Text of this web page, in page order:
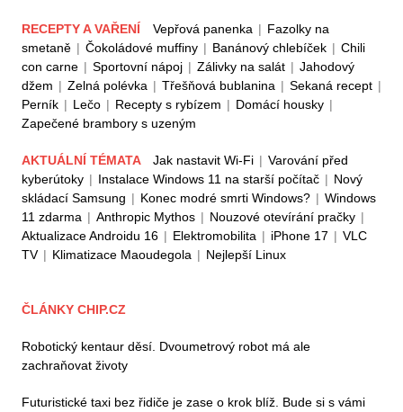
RECEPTY A VAŘENÍ Vepřová panenka | Fazolky na
smetaně | Čokoládové muffiny | Banánový chlebíček | Chili
con carne | Sportovní nápoj | Zálivky na salát | Jahodový
džem | Zelná polévka | Třešňová bublanina | Sekaná recept |
Perník | Lečo | Recepty s rybízem | Domácí housky |
Zapečené brambory s uzeným
AKTUÁLNÍ TÉMATA Jak nastavit Wi-Fi | Varování před
kyberútoky | Instalace Windows 11 na starší počítač | Nový
skládací Samsung | Konec modré smrti Windows? | Windows
11 zdarma | Anthropic Mythos | Nouzové otevírání pračky |
Aktualizace Androidu 16 | Elektromobilita | iPhone 17 | VLC
TV | Klimatizace Maoudegola | Nejlepší Linux
ČLÁNKY CHIP.CZ
Robotický kentaur děsí. Dvoumetrový robot má ale
zachraňovat životy
Futuristické taxi bez řidiče je zase o krok blíž. Bude si s vámi